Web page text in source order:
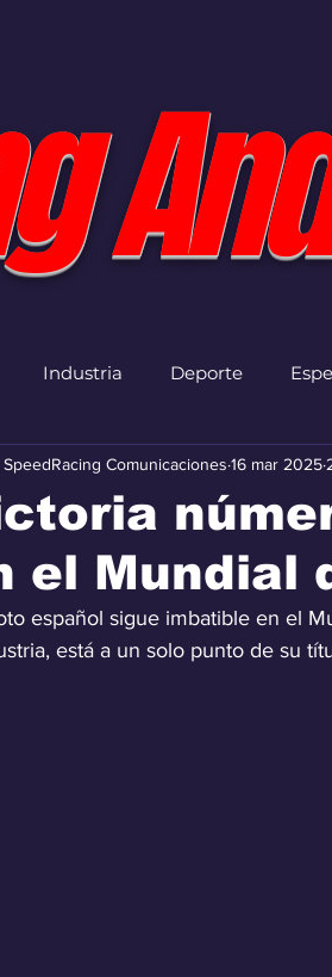
Industria Deporte
el Mundial
SpeedRacing Comunicaciones 16 mar 2025
español sigue imbatible en el
está a un solo punto de su